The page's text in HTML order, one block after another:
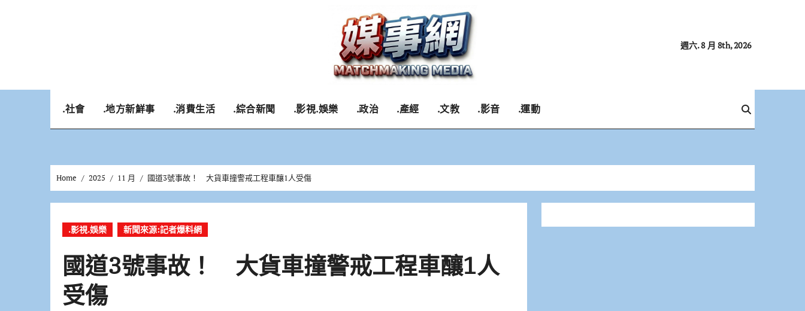
週六. 8 月 8th, 2026
.社會 .地方新鮮事 .消費生活 .綜合新聞 .影視.娛樂 .政治 .產經 .文教 .影音 .運動
Home 2025 11 月 國道3號事故！ 大貨車撞警戒工程車釀1人受傷
.影視.娛樂 新聞來源:記者爆料網
國道3號事故！ 大貨車撞警戒工程車釀1人
受傷